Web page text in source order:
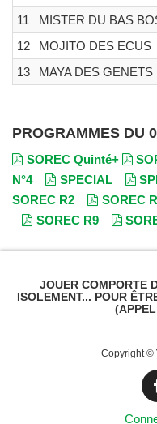
11
MISTER DU BAS
12
MOJITO DES ECUS
13
MAYA DES GENETS
PROGRAMMES DU
SOREC Quinté+
N°4
SPECIAL
SOREC R2
SOREC
SOREC R9
JOUER COMPORTE
ISOLEMENT... POUR
Copyright ©